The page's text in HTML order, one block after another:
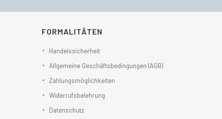
FORMALITÄTEN
Handelssicherheit
Allgemeine Geschäftsbedingungen (AGB)
Zahlungsmöglichkeiten
Widerrufsbelehrung
Datenschutz